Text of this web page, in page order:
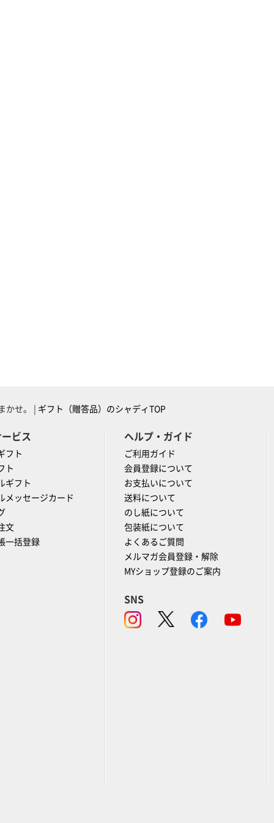
かせ。 | ギフト（贈答品）のシャディTOP
ビス
フト
ト
ギフト
メッセージカード
文
一括登録
ヘルプ・ガイド
ご利用ガイド
会員登録について
お支払いについて
送料について
のし紙について
包装紙について
よくあるご質問
メルマガ会員登録・解除
MYショップ登録のご案内
SNS